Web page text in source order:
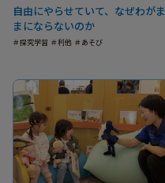
自由にやらせていて、なぜわがま
まにならないのか
＃探究学習 ＃利他 ＃あそび